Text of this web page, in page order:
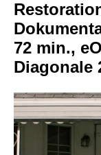
72 min.,
Diagonale